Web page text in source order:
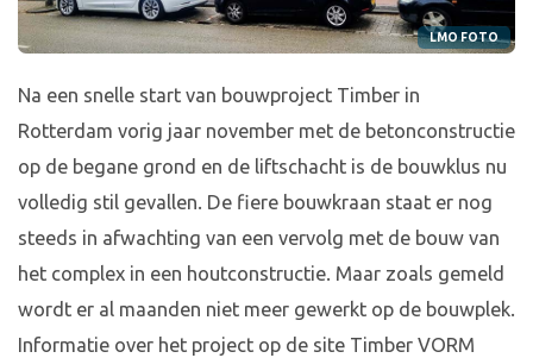
LMO FOTO
Na een snelle start van bouwproject Timber in
Rotterdam vorig jaar november met de betonconstructie
op de begane grond en de liftschacht is de bouwklus nu
volledig stil gevallen. De fiere bouwkraan staat er nog
steeds in afwachting van een vervolg met de bouw van
het complex in een houtconstructie. Maar zoals gemeld
wordt er al maanden niet meer gewerkt op de bouwplek.
Informatie over het project op de site Timber VORM